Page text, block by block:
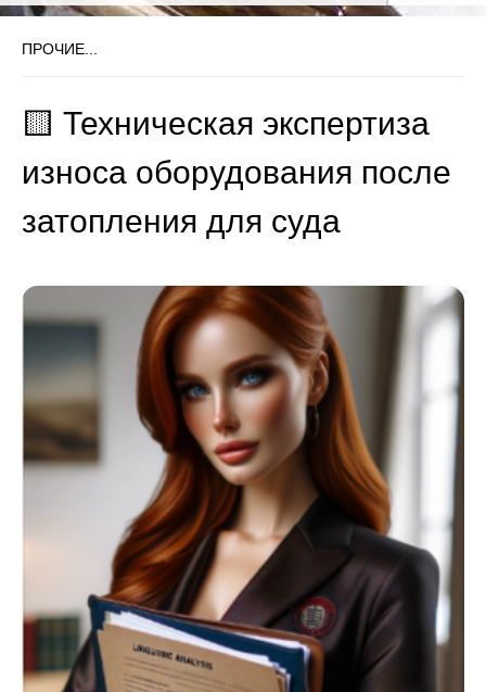
ПРОЧИЕ...
🟨 Техническая экспертиза
износа оборудования после
затопления для суда